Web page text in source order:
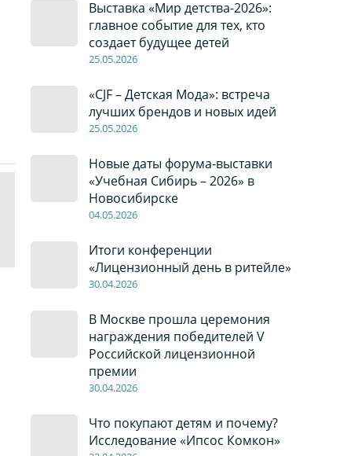
Выставка «Мир детства-2026»:
главное событие для тех, кто
создает будущее детей
25.05.2026
«CJF – Детская Мода»: встреча
лучших брендов и новых идей
25.05.2026
Новые даты форума-выставки
«Учебная Сибирь – 2026» в
Новосибирске
04.05.2026
Итоги конференции
«Лицензионный день в ритейле»
30.04.2026
В Москве прошла церемония
награждения победителей V
Российской лицензионной
премии
30.04.2026
Что покупают детям и почему?
Исследование «Ипсос Комкон»